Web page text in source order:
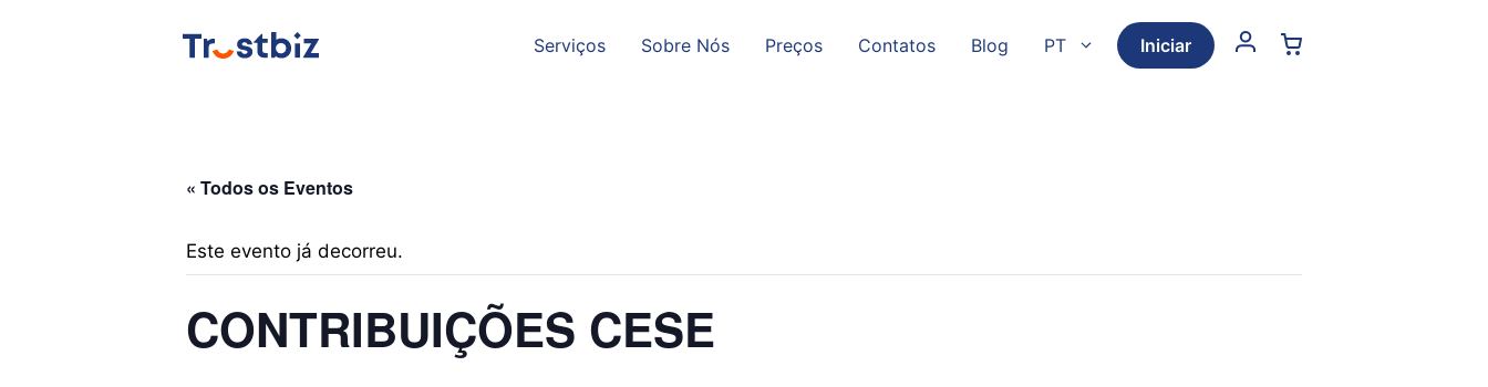
Serviços Sobre Nós Preços Contatos Blog PT Iniciar
« Todos os Eventos
Este evento já decorreu.
CONTRIBUIÇÕES CESE